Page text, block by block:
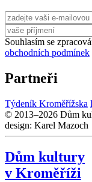
Souhlasím se
obchodních podmínek
Partneři
Týdeník Kroměřížska
© 2013–2026 Dům
design: Karel Mazoch
Dům kultury
v Kroměříži